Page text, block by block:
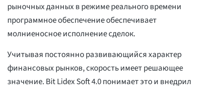
рыночных данных в режиме реального времени
программное обеспечение обеспечивает
молниеносное исполнение сделок.
Учитывая постоянно развивающийся характер
финансовых рынков, скорость имеет решающее
значение. Bit Lidex Soft 4.0 понимает это и внедрил